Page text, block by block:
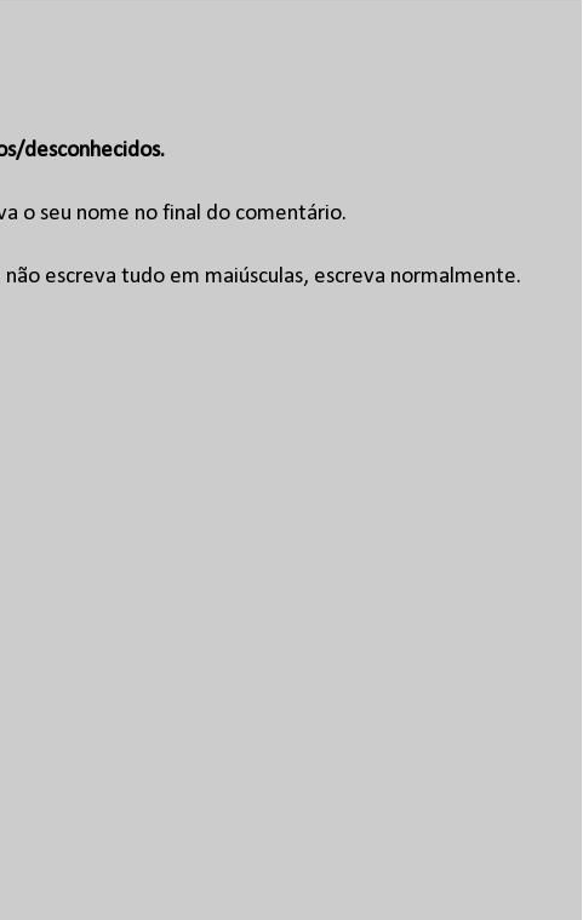
desconhecidos.
o seu nome no final do comentário.
escreva tudo em maiúsculas, escreva normalmente.